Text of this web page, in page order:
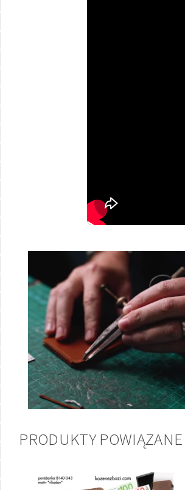
PRODUKTY POWIĄZANE